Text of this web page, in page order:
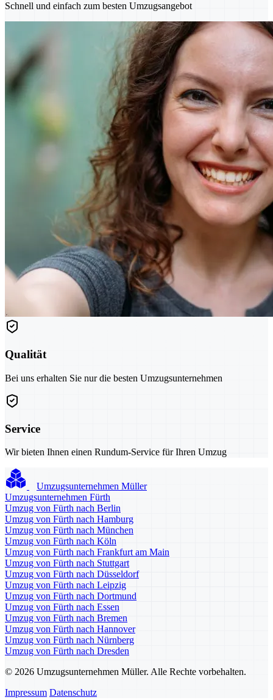
Schnell und einfach zum besten Umzugsangebot
Qualität
Bei uns erhalten Sie nur die besten Umzugsunternehmen
Service
Wir bieten Ihnen einen Rundum-Service für Ihren Umzug
Umzugsunternehmen Müller
Umzugsunternehmen Fürth
Umzug von Fürth nach Berlin
Umzug von Fürth nach Hamburg
Umzug von Fürth nach München
Umzug von Fürth nach Köln
Umzug von Fürth nach Frankfurt am Main
Umzug von Fürth nach Stuttgart
Umzug von Fürth nach Düsseldorf
Umzug von Fürth nach Leipzig
Umzug von Fürth nach Dortmund
Umzug von Fürth nach Essen
Umzug von Fürth nach Bremen
Umzug von Fürth nach Hannover
Umzug von Fürth nach Nürnberg
Umzug von Fürth nach Dresden
© 2026 Umzugsunternehmen Müller. Alle Rechte vorbehalten.
Impressum Datenschutz